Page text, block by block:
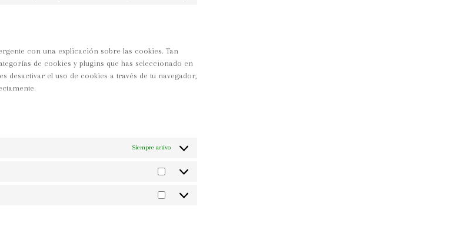
con una explicación sobre las cookies. Tan
de cookies y plugins que has seleccionado en
desactivar el uso de cookies a través de tu navegador,
Siempre activo